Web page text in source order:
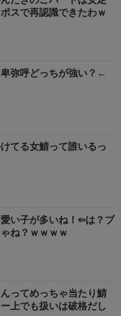
スで再認識できたわｗ
卑弥呼どっちが強い？←
けてる女鯖って誰いるっ
愛い子が多いね！⇐は？ブ
ね？ｗｗｗｗ
んってめっちゃ当たり鯖
上でも扱いは破格だし